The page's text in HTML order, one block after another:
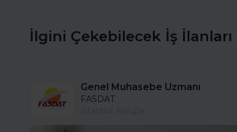
İlgini Çekebilecek İş İlanları
Genel Muhasebe Uzmanı
FASDAT